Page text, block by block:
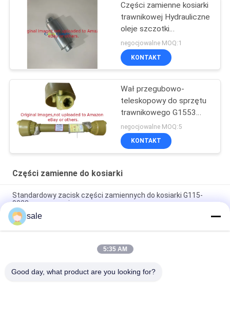
Części zamienne kosiarki
trawnikowej Hydrauliczne
oleje szczotki
GTCA13646 Fits Deere
lekkie kosiarki Fairway
negocjowalne MOQ:1
KONTAKT
Wał przegubowo-
teleskopowy do sprzętu
trawnikowego G1553
Pasuje do dmuchaw
BUFFALO
negocjowalne MOQ:5
KONTAKT
Części zamienne do kosiarki
Standardowy zacisk części zamiennych do kosiarki G115-
9023 w magazynie
Standardowy rozmiar części zamiennych do kosiarki Zacisk
GAET11311 Pasuje do Deere
Części zamienne kosiarki trawnikowej Bracket - Yoke Adapter
sale
5:35 AM
Good day, what product are you looking for?